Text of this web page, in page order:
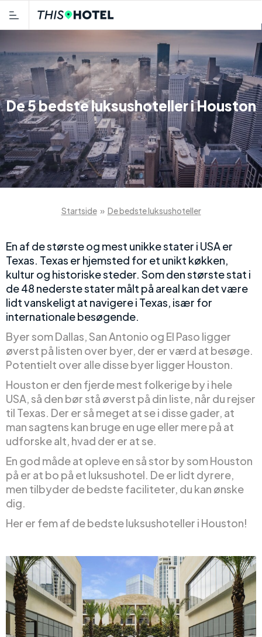
De 5 bedste luksushoteller i Houston
Startside » De bedste luksushoteller
En af de største og mest unikke stater i USA er
Texas. Texas er hjemsted for et unikt køkken,
kultur og historiske steder. Som den største stat i
de 48 nederste stater målt på areal kan det være
lidt vanskeligt at navigere i Texas, især for
internationale besøgende.
Byer som Dallas, San Antonio og El Paso ligger
øverst på listen over byer, der er værd at besøge.
Potentielt over alle disse byer ligger Houston.
Houston er den fjerde mest folkerige by i hele
USA, så den bør stå øverst på din liste, når du rejser
til Texas. Der er så meget at se i disse gader, at
man sagtens kan bruge en uge eller mere på at
udforske alt, hvad der er at se.
En god måde at opleve en så stor by som Houston
på er at bo på et luksushotel. De er lidt dyrere,
men tilbyder de bedste faciliteter, du kan ønske
dig.
Her er fem af de bedste luksushoteller i Houston!